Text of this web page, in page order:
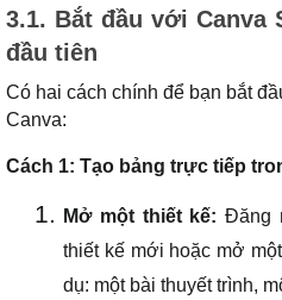
3.1. Bắt đầu với Canva
đầu tiên
Có hai cách chính để bạn bắt
Canva:
Cách 1: Tạo bảng trực tiếp
Mở một thiết kế: Đăng
thiết kế mới hoặc mở
dụ: một bài thuyết trình,